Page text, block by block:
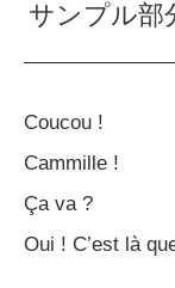
サンプル部
Coucou !
Cammille !
Ça va ?
Oui ! C’est là